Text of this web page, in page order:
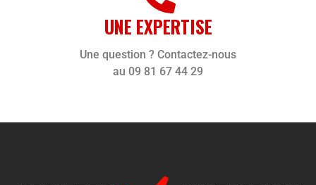
UNE EXPERTISE
Une question ? Contactez-nous
au 09 81 67 44 29